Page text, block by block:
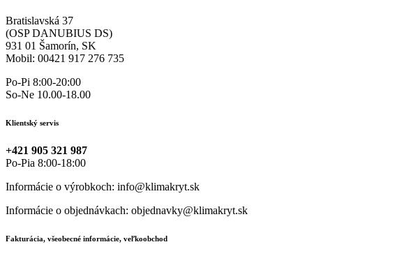
Bratislavská 37
(OSP DANUBIUS DS)
931 01 Šamorín, SK
Mobil: 00421 917 276 735
Po-Pi 8:00-20:00
So-Ne 10.00-18.00
Klientský servis
+421 905 321 987
Po-Pia 8:00-18:00
Informácie o výrobkoch: info@klimakryt.sk
Informácie o objednávkach: objednavky@klimakryt.sk
Fakturácia, všeobecné informácie, veľkoobchod